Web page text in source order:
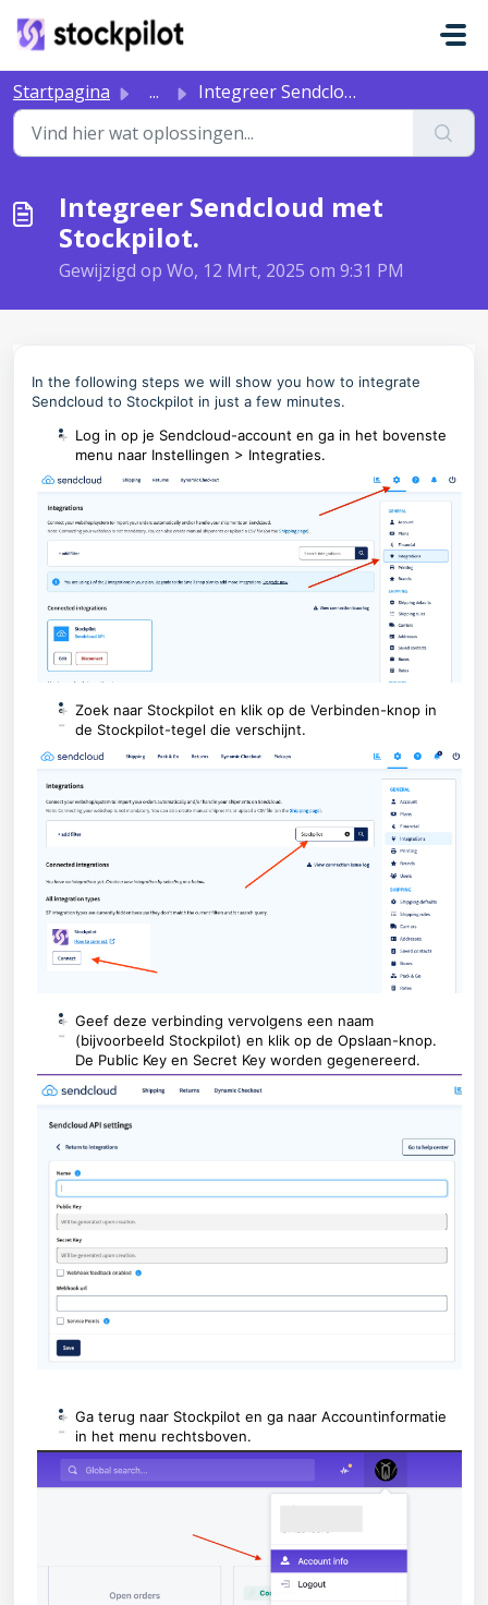
Startpagina ... Integreer Sendcloud met Stockpilot.
Integreer Sendcloud met
Stockpilot.
Gewijzigd op Wo, 12 Mrt, 2025 om 9:31 PM
In the following steps we will show you how to integrate
Sendcloud to Stockpilot in just a few minutes.
+ Log in op je Sendcloud-account en ga in het bovenste
menu naar Instellingen > Integraties.
+
-
Zoek naar Stockpilot en klik op de Verbinden-knop in
de Stockpilot-tegel die verschijnt.
+
-
Geef deze verbinding vervolgens een naam
(bijvoorbeeld Stockpilot) en klik op de Opslaan-knop.
De Public Key en Secret Key worden gegenereerd.
+
-
Ga terug naar Stockpilot en ga naar Accountinformatie
in het menu rechtsboven.